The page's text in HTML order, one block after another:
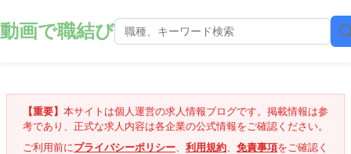
動画で職結び
【重要】 本サイトは個人運営の求人情報ブログです。掲載情報は参
考であり、正式な求人内容は各企業の公式情報をご確認ください。
ご利用前にプライバシーポリシー、 利用規約、 免責事項をご確認く